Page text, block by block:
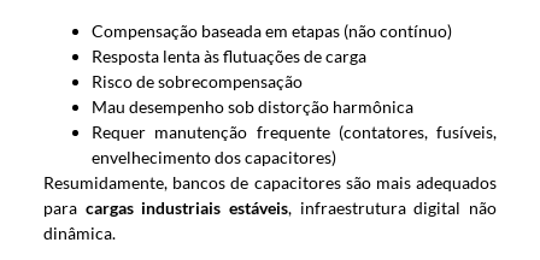
Compensação baseada em etapas (não contínuo)
Resposta lenta às flutuações de carga
Risco de sobrecompensação
Mau desempenho sob distorção harmônica
Requer manutenção frequente (contatores, fusíveis,
envelhecimento dos capacitores)
Resumidamente, bancos de capacitores são mais adequados
para cargas industriais estáveis, infraestrutura digital não
dinâmica.